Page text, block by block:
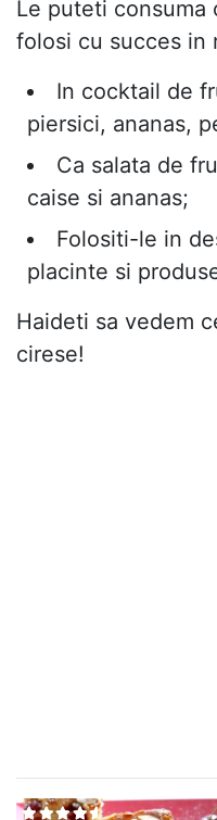
Le puteti consuma
folosi cu succes in
In cocktail de
piersici, ananas,
Ca salata de
caise si ananas;
Folositi-le in
placinte si
Haideti sa vedem
cirese!